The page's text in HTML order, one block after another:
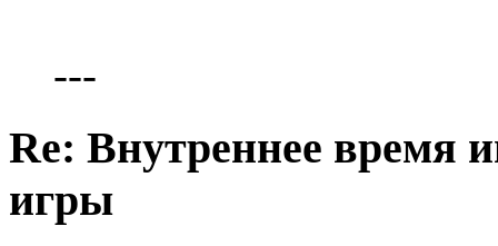
---
Re: Внутреннее время
игры